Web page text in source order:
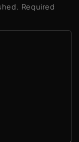
Required